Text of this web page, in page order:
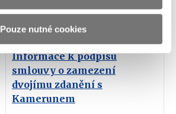
Pouze nutné cookies
Informace k podpisu
smlouvy o zamezení
dvojímu zdanění s
Kamerunem